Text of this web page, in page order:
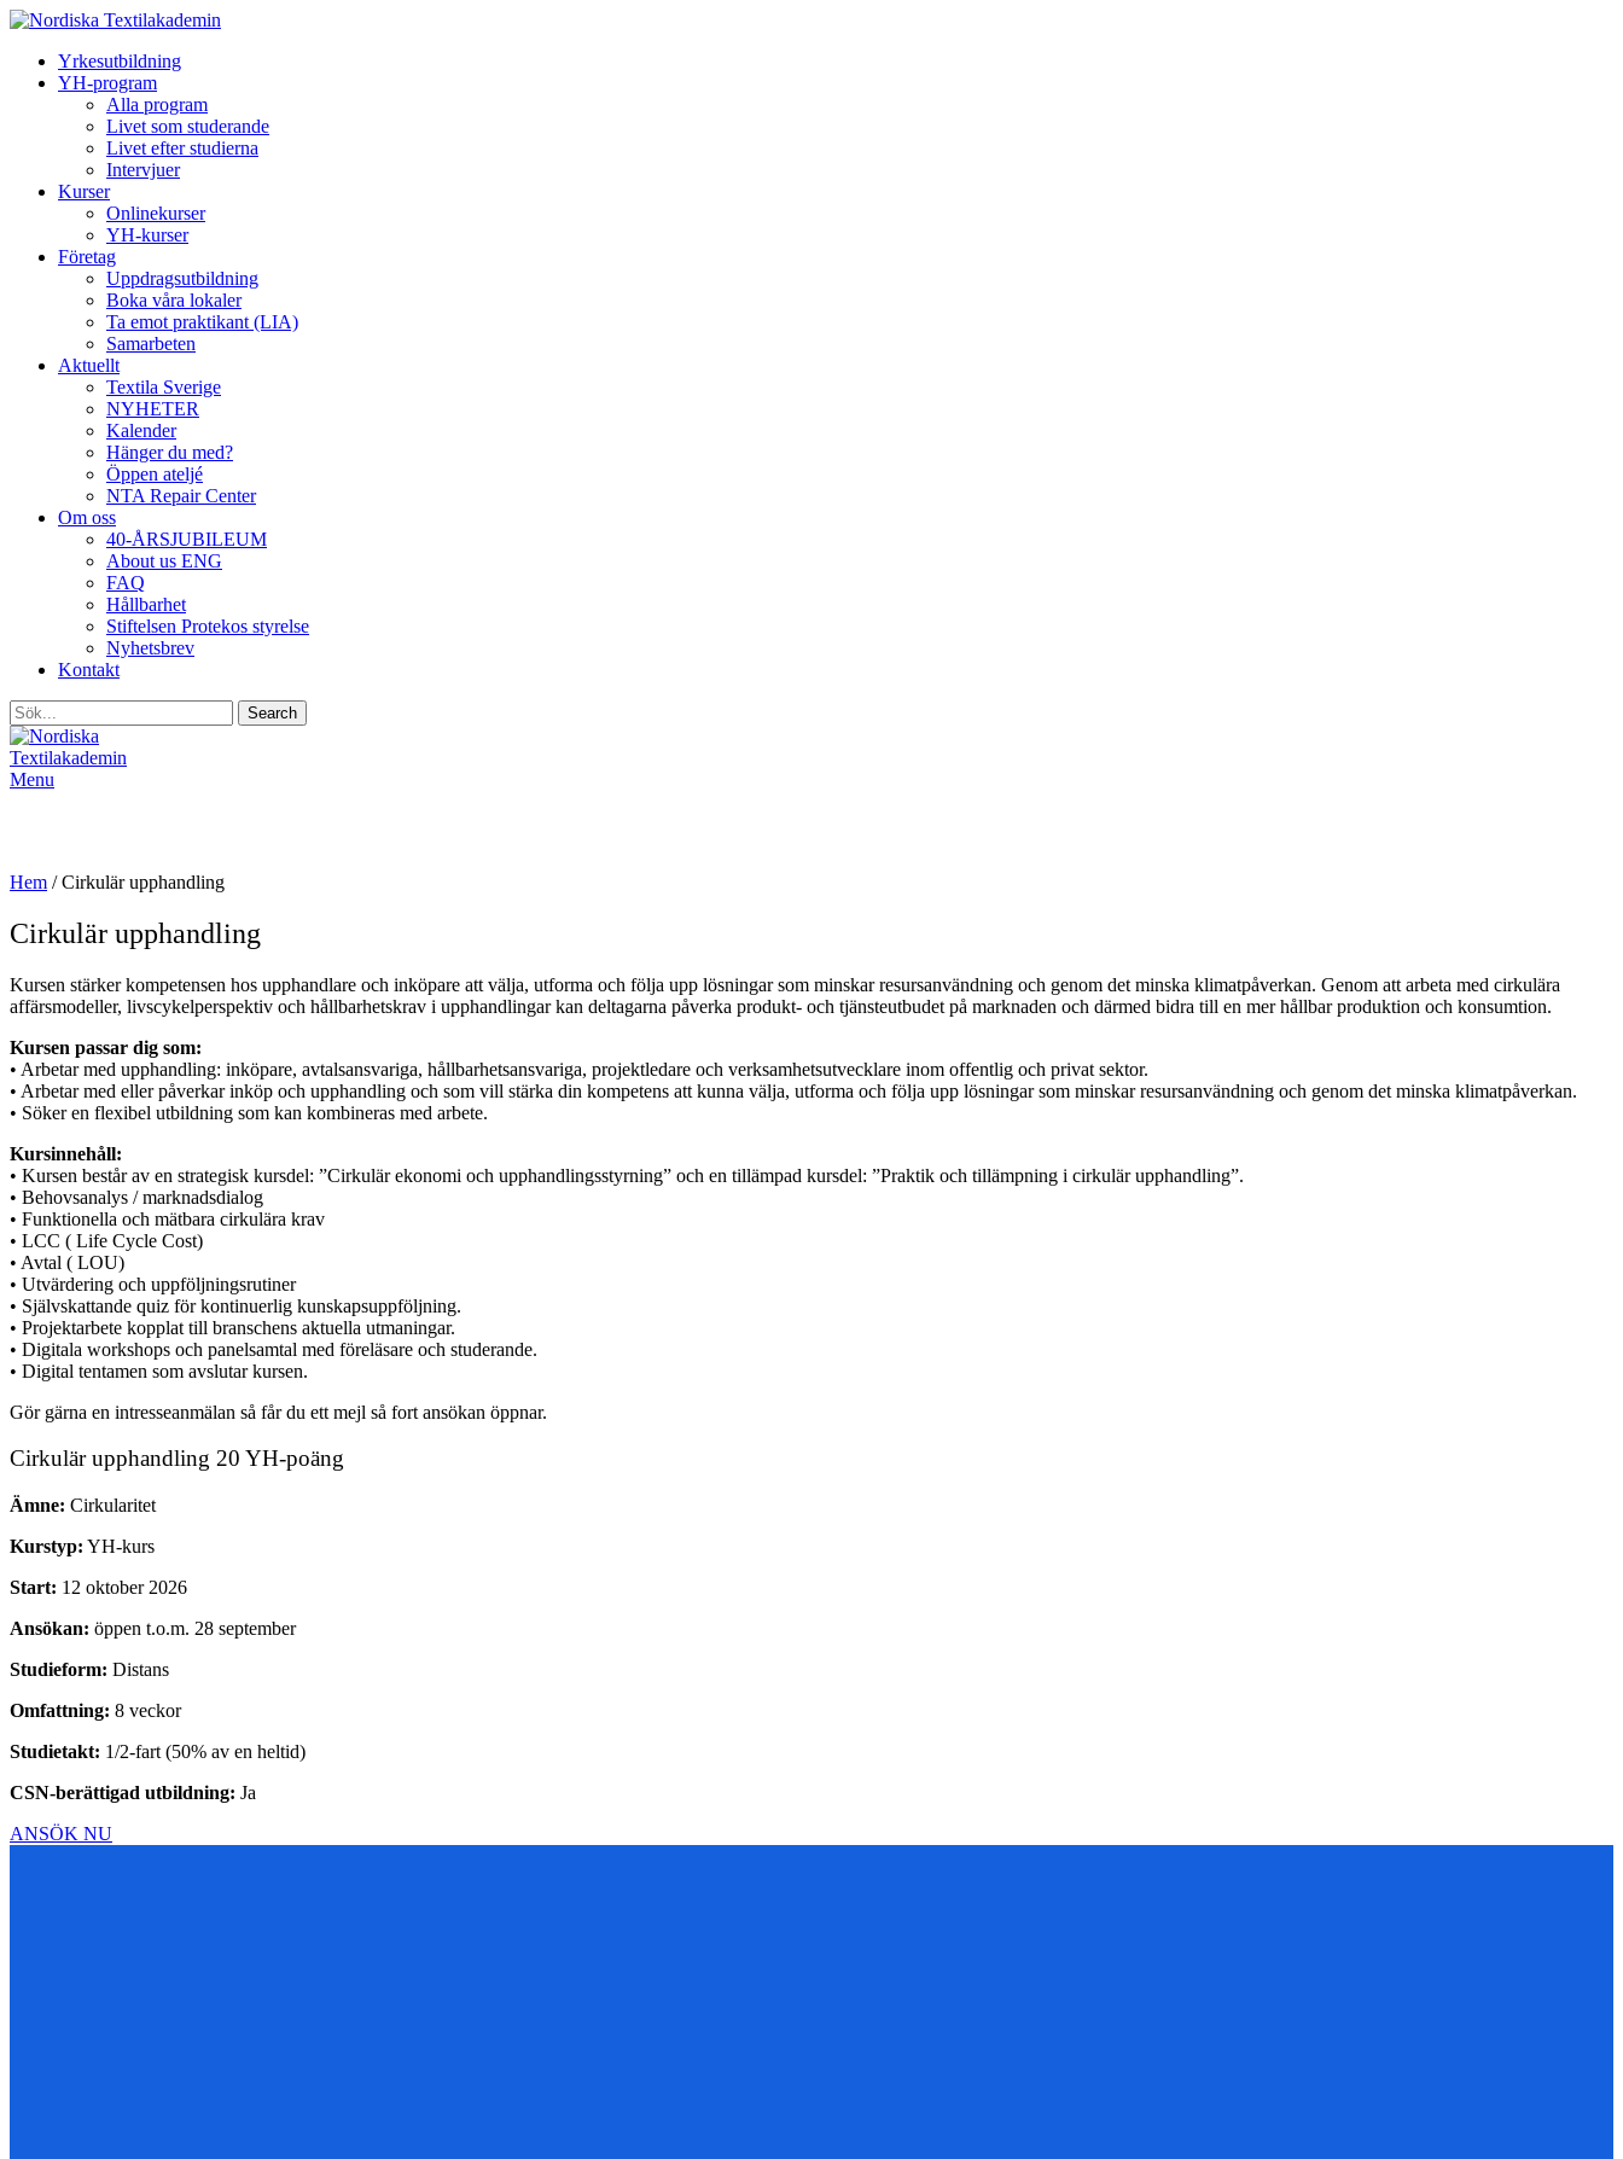
Yrkesutbildning
YH-program
Alla program
Livet som studerande
Livet efter studierna
Intervjuer
Kurser
Onlinekurser
YH-kurser
Företag
Uppdragsutbildning
Boka våra lokaler
Ta emot praktikant (LIA)
Samarbeten
Aktuellt
Textila Sverige
NYHETER
Kalender
Hänger du med?
Öppen ateljé
NTA Repair Center
Om oss
40-ÅRSJUBILEUM
About us ENG
FAQ
Hållbarhet
Stiftelsen Protekos styrelse
Nyhetsbrev
Kontakt
Search
Menu
Hem /Cirkulär upphandling
Cirkulär upphandling
Kursen stärker kompetensen hos upphandlare och inköpare att välja, utforma och följa upp lösningar som minskar resursanvändning och genom det minska klimatpåverkan. Genom att arbeta med cirkulära
affärsmodeller, livscykelperspektiv och hållbarhetskrav i upphandlingar kan deltagarna påverka produkt- och tjänsteutbudet på marknaden och därmed bidra till en mer hållbar produktion och konsumtion.
Kursen passar dig som:
• Arbetar med upphandling: inköpare, avtalsansvariga, hållbarhetsansvariga, projektledare och verksamhetsutvecklare inom offentlig och privat sektor.
• Arbetar med eller påverkar inköp och upphandling och som vill stärka din kompetens att kunna välja, utforma och följa upp lösningar som minskar resursanvändning och genom det minska klimatpåverkan.
• Söker en flexibel utbildning som kan kombineras med arbete.
Kursinnehåll:
• Kursen består av en strategisk kursdel: ”Cirkulär ekonomi och upphandlingsstyrning” och en tillämpad kursdel: ”Praktik och tillämpning i cirkulär upphandling”.
• Behovsanalys / marknadsdialog
• Funktionella och mätbara cirkulära krav
• LCC ( Life Cycle Cost)
• Avtal ( LOU)
• Utvärdering och uppföljningsrutiner
• Självskattande quiz för kontinuerlig kunskapsuppföljning.
• Projektarbete kopplat till branschens aktuella utmaningar.
• Digitala workshops och panelsamtal med föreläsare och studerande.
• Digital tentamen som avslutar kursen.
Gör gärna en intresseanmälan så får du ett mejl så fort ansökan öppnar.
Cirkulär upphandling 20 YH-poäng
Ämne: Cirkularitet
Kurstyp: YH-kurs
Start: 12 oktober 2026
Ansökan: öppen t.o.m. 28 september
Studieform: Distans
Omfattning: 8 veckor
Studietakt: 1/2-fart (50% av en heltid)
CSN-berättigad utbildning: Ja
ANSÖK NU